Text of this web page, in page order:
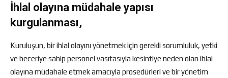
İhlal olayına müdahale yapısı
kurgulanması,
Kuruluşun, bir ihlal olayını yönetmek için gerekli sorumluluk, yetki
ve beceriye sahip personel vasıtasıyla kesintiye neden olan ihlal
olayına müdahale etmek amacıyla prosedürleri ve bir yönetim